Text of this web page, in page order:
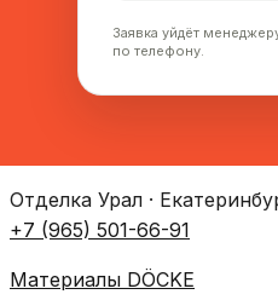
Заявка уйдёт
по телефону.
Отделка Урал ·
+7 (965) 501-66-91
Материалы DÖCKE